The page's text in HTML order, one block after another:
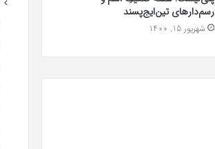
رسم‌دار‌های تین‌ایج‌پسند
شهریور 15, 1400